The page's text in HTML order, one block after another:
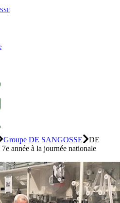
Groupe DE SANGOSSE
DE
année à la journée nationale